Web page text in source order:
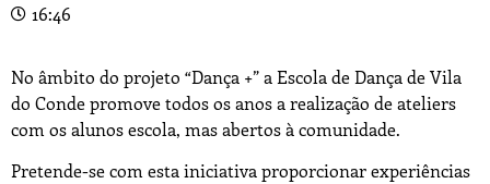
16:46
No âmbito do projeto “Dança +” a Escola de Dança de Vila
do Conde promove todos os anos a realização de ateliers
com os alunos escola, mas abertos à comunidade.
Pretende-se com esta iniciativa proporcionar experiências